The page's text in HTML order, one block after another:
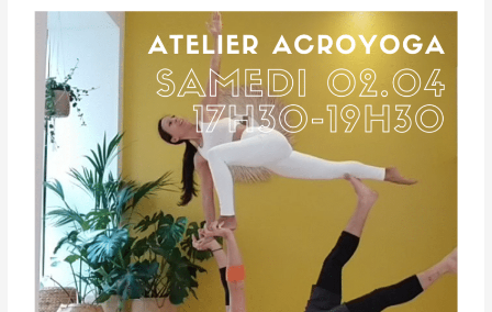
Atelier
AcroYoga
avril
2022
17h30
19h30